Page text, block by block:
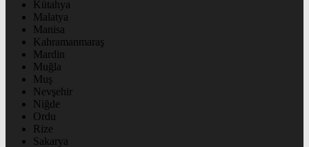
Kütahya
Malatya
Manisa
Kahramanmaraş
Mardin
Muğla
Muş
Nevşehir
Niğde
Ordu
Rize
Sakarya